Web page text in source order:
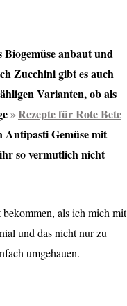
Biogemüse anbaut und
Zucchini gibt es auch
Varianten, ob als
Rezepte für Rote Bete
Antipasti Gemüse mit
so vermutlich nicht
als ich mich mit
und das nicht nur zu
umgehauen.